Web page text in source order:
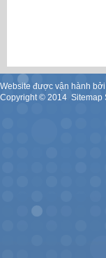
Website được vận hành
Copyright © 2014 Sitemap